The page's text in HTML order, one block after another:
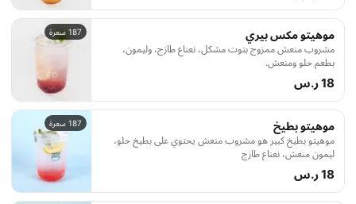
187 سعرة موهيتو مكس بيري
مشروب منعش ممزوج بتوت مشكل، نعناع طازج، وليمون،
بطعم حلو ومنعش.
18 ر.س
187 سعرة موهيتو بطيخ
موهيتو بطيخ كبير هو مشروب منعش يحتوي على بطيخ حلو،
ليمون منعش، نعناع طازج
18 ر.س